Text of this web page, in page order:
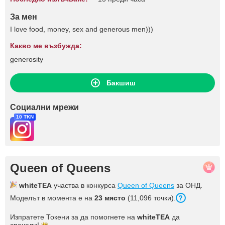
За мен
I love food, money, sex and generous men)))
Какво ме възбужда:
generosity
Бакшиш
Социални мрежи
10 TKN
Queen of Queens
whiteTEA участва в конкурса Queen of Queens за ОНД.
Моделът в момента е на 23 място (11,096 точки).
Изпратете Токени за да помогнете на whiteTEA да